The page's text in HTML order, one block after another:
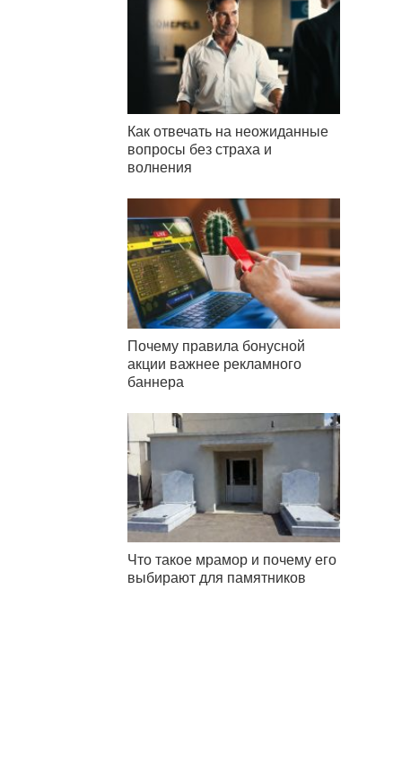
Как отвечать на неожиданные
вопросы без страха и
волнения
Почему правила бонусной
акции важнее рекламного
баннера
Что такое мрамор и почему его
выбирают для памятников